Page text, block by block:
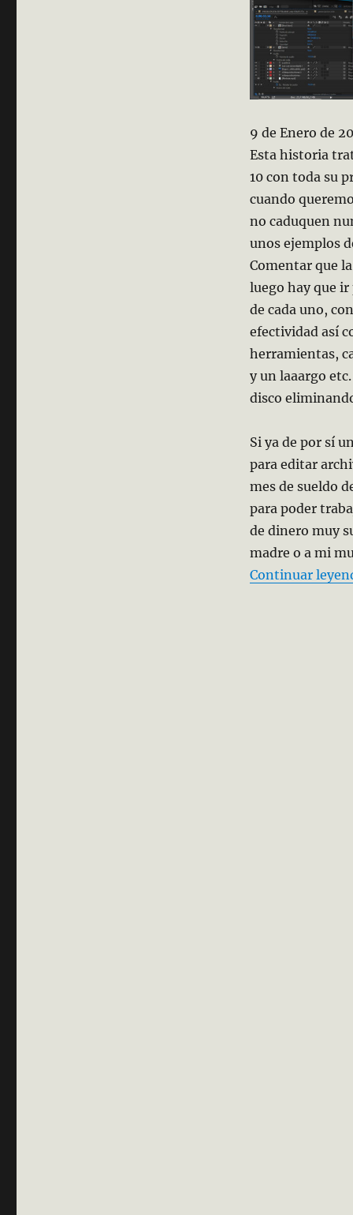
9 de Enero de
Esta historia
10 con toda su
cuando
no caduquen
unos ejemplos
Comentar que
luego hay que
de cada uno,
efectividad así
herramientas,
y un laaargo
disco
Si ya de por sí
para editar
mes de sueldo
para poder
de dinero muy
madre o a mi
Continuar